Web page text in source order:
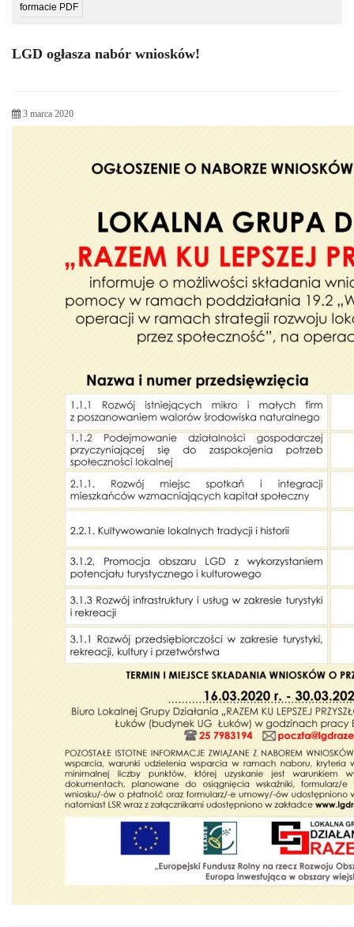
formacie PDF
LGD ogłasza nabór wniosków!
3 marca 2020